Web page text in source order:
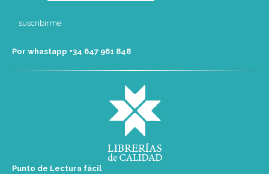
Por whastapp +34 ‭647 961 848‬
Punto de Lectura fácil